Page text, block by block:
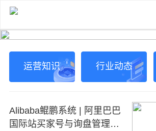
运营知识 行业动态
Alibaba鲲鹏系统 | 阿里巴巴
国际站买家号与询盘管理专